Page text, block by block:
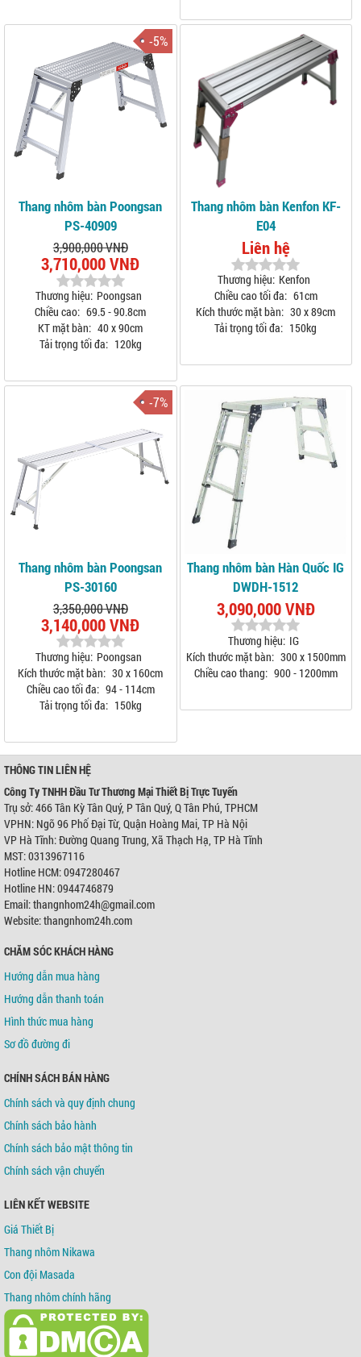
-5%
Thang nhôm bàn Poongsan
PS-40909
3,900,000 VNĐ
3,710,000 VNĐ
Thương hiệu: Poongsan
Chiều cao: 69.5 - 90.8cm
KT mặt bàn: 40 x 90cm
Tải trọng tối đa: 120kg
Thang nhôm bàn Kenfon KF-
E04
Liên hệ
Thương hiệu: Kenfon
Chiều cao tối đa: 61cm
Kích thước mặt bàn: 30 x 89cm
Tải trọng tối đa: 150kg
-7%
Thang nhôm bàn Poongsan
PS-30160
3,350,000 VNĐ
3,140,000 VNĐ
Thương hiệu: Poongsan
Kích thước mặt bàn: 30 x 160cm
Chiều cao tối đa: 94 - 114cm
Tải trọng tối đa: 150kg
Thang nhôm bàn Hàn Quốc IG
DWDH-1512
3,090,000 VNĐ
Thương hiệu: IG
Kích thước mặt bàn: 300 x 1500mm
Chiều cao thang: 900 - 1200mm
THÔNG TIN LIÊN HỆ
Công Ty TNHH Đầu Tư Thương Mại Thiết Bị Trực Tuyến
Trụ sở: 466 Tân Kỳ Tân Quý, P Tân Quý, Q Tân Phú, TPHCM
VPHN: Ngõ 96 Phố Đại Từ, Quận Hoàng Mai, TP Hà Nội
VP Hà Tĩnh: Đường Quang Trung, Xã Thạch Hạ, TP Hà Tĩnh
MST: 0313967116
Hotline HCM: 0947280467
Hotline HN: 0944746879
Email: thangnhom24h@gmail.com
Website: thangnhom24h.com
CHĂM SÓC KHÁCH HÀNG
Hướng dẫn mua hàng
Hướng dẫn thanh toán
Hình thức mua hàng
Sơ đồ đường đi
CHÍNH SÁCH BÁN HÀNG
Chính sách và quy định chung
Chính sách bảo hành
Chính sách bảo mật thông tin
Chính sách vận chuyển
LIÊN KẾT WEBSITE
Giá Thiết Bị
Thang nhôm Nikawa
Con đội Masada
Thang nhôm chính hãng